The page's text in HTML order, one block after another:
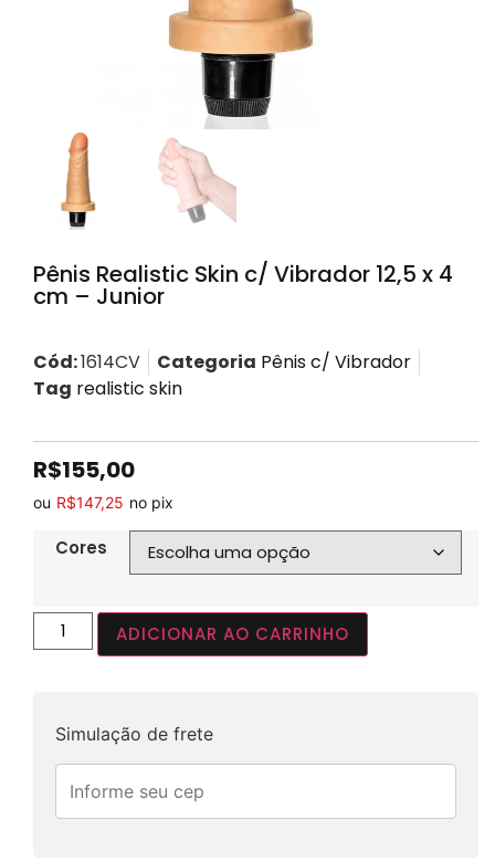
Pênis Realistic Skin c/ Vibrador 12,5 x 4
cm – Junior
Cód:1614CV Categoria Pênis c/ Vibrador
Tag realistic skin
R$155,00
ou R$147,25 no pix
Cores
ADICIONAR AO CARRINHO
Simulação de frete